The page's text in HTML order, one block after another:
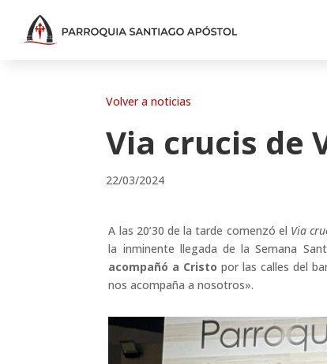
Volver a noticias
Via crucis de
22/03/2024
A las 20’30 de la tarde comenzó el Via
la inminente llegada de la Semana
acompañó a Cristo por las calles del
nos acompaña a nosotros».